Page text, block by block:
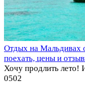
Отдых на
поехать, цены и
Хочу продлить лето!
0502